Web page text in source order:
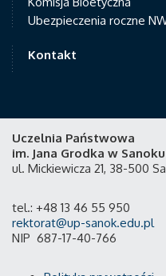
Ubezpieczenia roczne
Kontakt
Uczelnia Państwowa
im. Jana Grodka w Sanoku
ul. Mickiewicza 21, 38-500
tel.: +48 13 46 55 950
rektorat@up-sanok.edu.pl
NIP 687-17-40-766